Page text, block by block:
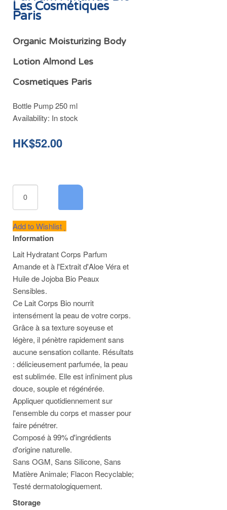
Les Cosmétiques
Paris
Organic Moisturizing Body
Lotion Almond Les
Cosmetiques Paris
Bottle Pump 250 ml
Availability: In stock
HK$52.00
Add to Wishlist
Information
Lait Hydratant Corps Parfum
Amande et à l'Extrait d'Aloe Véra et
Huile de Jojoba Bio Peaux
Sensibles.
Ce Lait Corps Bio nourrit
intensément la peau de votre corps.
Grâce à sa texture soyeuse et
légère, il pénètre rapidement sans
aucune sensation collante. Résultats
: délicieusement parfumée, la peau
est sublimée. Elle est infiniment plus
douce, souple et régénérée.
Appliquer quotidiennement sur
l'ensemble du corps et masser pour
faire pénétrer.
Composé à 99% d'ingrédients
d'origine naturelle.
Sans OGM, Sans Silicone, Sans
Matière Animale; Flacon Recyclable;
Testé dermatologiquement.
Storage